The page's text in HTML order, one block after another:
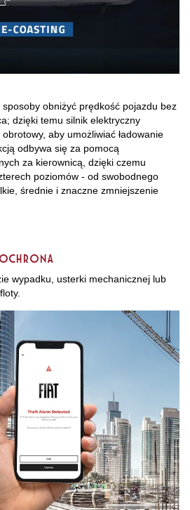
obniżyć prędkość pojazdu bez
dzięki temu silnik elektryczny
aby umożliwiać ładowanie
odbywa się za pomocą
za kierownicą, dzięki czemu
poziomów - od swobodnego
średnie i znaczne zmniejszenie
wypadku, usterki mechanicznej lub